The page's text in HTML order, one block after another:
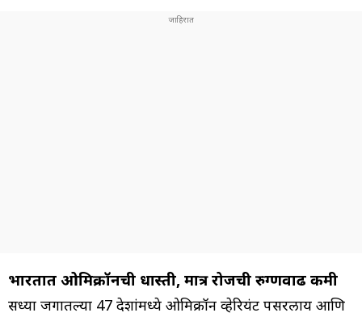
भारतात ओमिक्रॉनची धास्ती, मात्र रोजची रुग्णवाढ कमी
सध्या जगातल्या 47 देशांमध्ये ओमिक्रॉन व्हेरियंट पसरलाय आणि